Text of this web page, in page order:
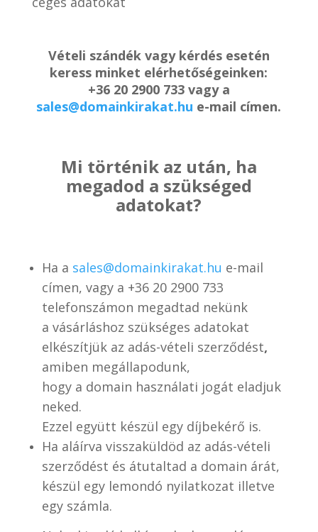
Vételi szándék vagy kérdés esetén
keress minket elérhetőségeinken:
+36 20 2900 733 vagy a
sales@domainkirakat.hu e-mail címen.
Mi történik az után, ha
megadod a szükséged
adatokat?
Ha a sales@domainkirakat.hu e-mail
címen, vagy a +36 20 2900 733
telefonszámon megadtad nekünk
a vásárláshoz szükséges adatokat
elkészítjük az adás-vételi szerződést,
amiben megállapodunk,
hogy a domain használati jogát eladjuk
neked.
Ezzel együtt készül egy díjbekérő is.
Ha aláírva visszaküldöd az adás-vételi
szerződést és átutaltad a domain árát,
készül egy lemondó nyilatkozat illetve
egy számla.